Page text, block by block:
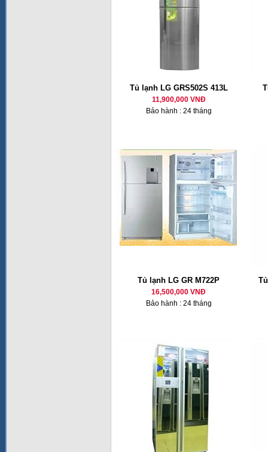
Tủ lạnh LG GRS502S 413L
11,900,000 VNĐ
Bảo hành : 24 tháng
Tủ lạnh LG GR M722P
16,500,000 VNĐ
Bảo hành : 24 tháng